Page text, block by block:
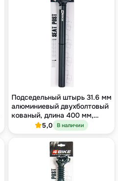
Подседельный штырь 31.6 мм
алюминиевый двухболтовый
кованый, длина 400 мм,
оффсет 9 мм, чёрный
5,0 В наличии